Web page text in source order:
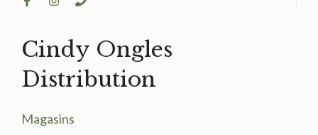
Cindy Ongles
Distribution
Magasins